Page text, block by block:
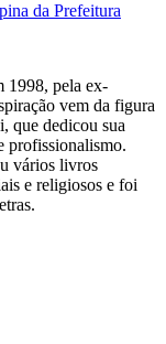
da Prefeitura
1998, pela ex-
vem da figura
que dedicou sua
profissionalismo.
vários livros
e religiosos e foi